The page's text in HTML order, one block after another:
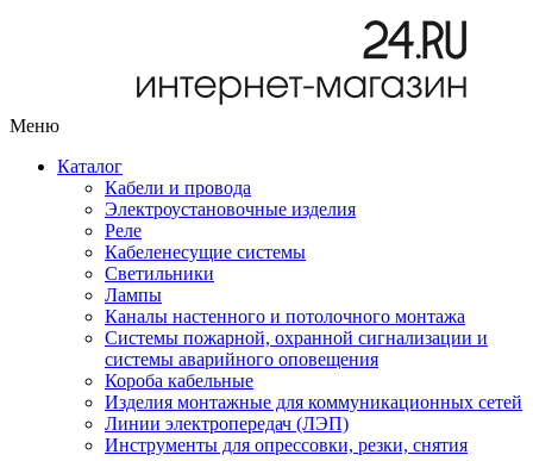
Меню
Каталог
Кабели и провода
Электроустановочные изделия
Реле
Кабеленесущие системы
Светильники
Лампы
Каналы настенного и потолочного монтажа
Системы пожарной, охранной сигнализации и
системы аварийного оповещения
Короба кабельные
Изделия монтажные для коммуникационных сетей
Линии электропередач (ЛЭП)
Инструменты для опрессовки, резки, снятия